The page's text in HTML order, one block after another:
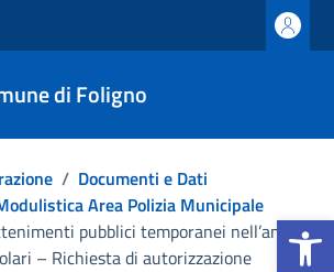
Apri la
di Foligno
/ Documenti e Dati
Area Polizia Municipale
pubblici temporanei nell’ambio
– Richiesta di autorizzazione